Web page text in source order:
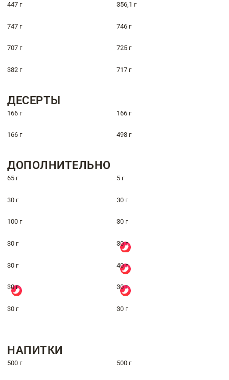
447 г 356,1 г
747 г 746 г
707 г 725 г
382 г 717 г
ДЕСЕРТЫ
166 г 166 г
166 г 498 г
ДОПОЛНИТЕЛЬНО
65 г 5 г
30 г 30 г
100 г 30 г
30 г 30 г
30 г 40 г
30 г 30 г
30 г 30 г
НАПИТКИ
500 г 500 г